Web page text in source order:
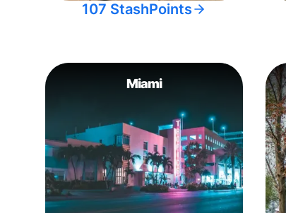
107 StashPoints
Miami